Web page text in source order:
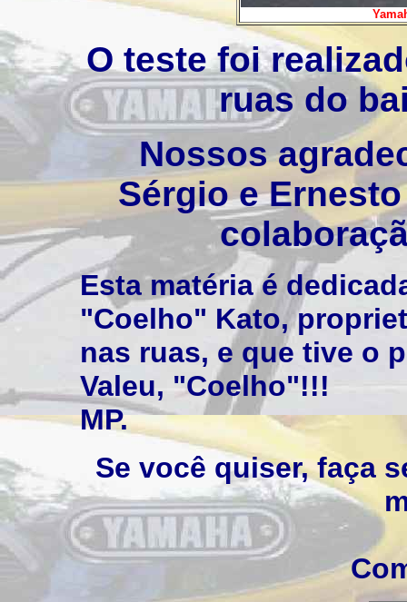
O teste foi
ruas do
Nossos
Sérgio e
Esta matéria é
"Coelho" Kato,
nas ruas, e que tive o
Valeu, "Coelho"!!!
MP.
Se você quiser, faça